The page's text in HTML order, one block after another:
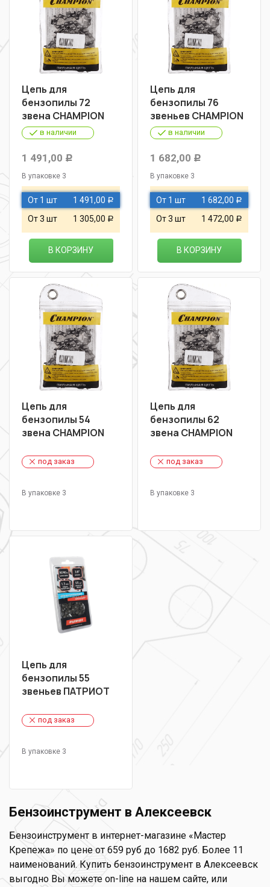
Цепь для
бензопилы 72
звена CHAMPION
в наличии
1 491,00 Р
В упаковке 3
От 1 шт 1 491,00 Р
От 3 шт 1 305,00 Р
В КОРЗИНУ
Цепь для
бензопилы 76
звеньев CHAMPION
в наличии
1 682,00 Р
В упаковке 3
От 1 шт 1 682,00 Р
От 3 шт 1 472,00 Р
В КОРЗИНУ
Цепь для
бензопилы 54
звена CHAMPION
под заказ
В упаковке 3
Цепь для
бензопилы 62
звена CHAMPION
под заказ
В упаковке 3
Цепь для
бензопилы 55
звеньев ПАТРИОТ
под заказ
В упаковке 3
Бензоинструмент в Алексеевск
Бензоинструмент в интернет-магазине «Мастер
Крепежа» по цене от 659 руб до 1682 руб. Более 11
наименований. Купить бензоинструмент в Алексеевск
выгодно Вы можете on-line на нашем сайте, или